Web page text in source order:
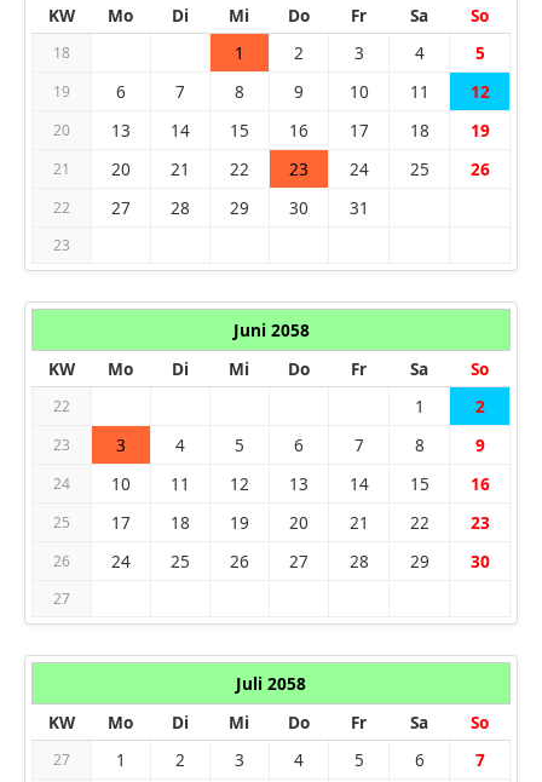
KW
Mo Di Mi Do Fr Sa So
18 1 2 3 4 5
19 6 7 8 9 10 11 12
20 13 14 15 16 17 18 19
21 20 21 22 23 24 25 26
22 27 28 29 30 31
23
Juni 2058
KW
Mo Di Mi Do Fr Sa So
22 1 2
23 3 4 5 6 7 8 9
24 10 11 12 13 14 15 16
25 17 18 19 20 21 22 23
26 24 25 26 27 28 29 30
27
Juli 2058
KW
Mo Di Mi Do Fr Sa So
27 1 2 3 4 5 6 7